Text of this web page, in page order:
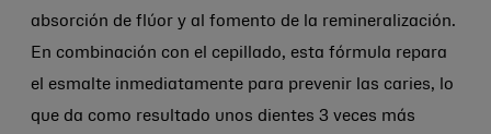
absorción de flúor y al fomento de la remineralización.
En combinación con el cepillado, esta fórmula repara
el esmalte inmediatamente para prevenir las caries, lo
que da como resultado unos dientes 3 veces más